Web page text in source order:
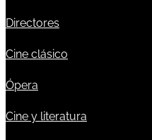
Directores
Cine clásico
Ópera
Cine y literatura